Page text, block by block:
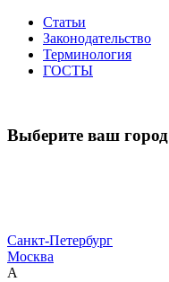
Статьи
Законодательство
Терминология
ГОСТЫ
Выберите ваш город
Санкт-Петербург
Москва
А